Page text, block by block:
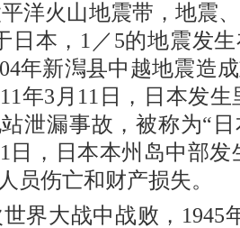
洋火山地震带，地震
日本，1／5的地震发
年新澙县中越地震造
年3月11日，日本发
泄漏事故，被称为“
日，日本本州岛中部
员伤亡和财产损失。
界大战中战败，1945